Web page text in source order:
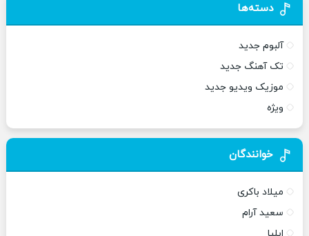
دسته‌ها
آلبوم جدید
تک آهنگ جدید
موزیک ویدیو جدید
ویژه
خوانندگان
میلاد باکری
سعید آرام